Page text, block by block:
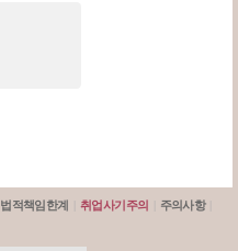
법적책임한계 취업사기주의 주의사항